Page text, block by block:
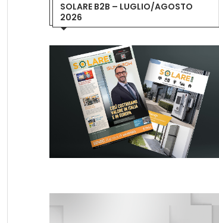
SOLARE B2B – LUGLIO/AGOSTO
2026